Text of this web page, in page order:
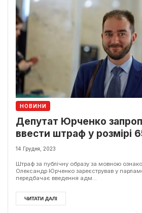
НОВИНИ
Депутат Юрченко
ввести штраф у розмірі
за публічну образу за
14 Грудня, 2023
Штраф за публічну образу за мовною
Олександр Юрченко зареєстрував у
передбачає введення адм...
ЧИТАТИ ДАЛІ